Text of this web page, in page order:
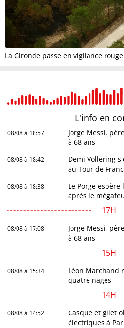
La Gironde passe en vigilance
L'info en
08/08 à 18:57
Jorge Messi,
à 68 ans
08/08 à 18:42
Demi Vollering
au Tour de
08/08 à 18:38
Le Porge
après le mégafeu
17H
08/08 à 17:08
Jorge Messi,
à 68 ans
15H
08/08 à 15:34
Léon Marchand
quatre nages
14H
08/08 à 14:52
Casque et gilet
électriques à